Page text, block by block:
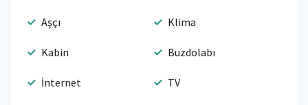
Aşçı Klima
Kabin Buzdolabı
İnternet TV